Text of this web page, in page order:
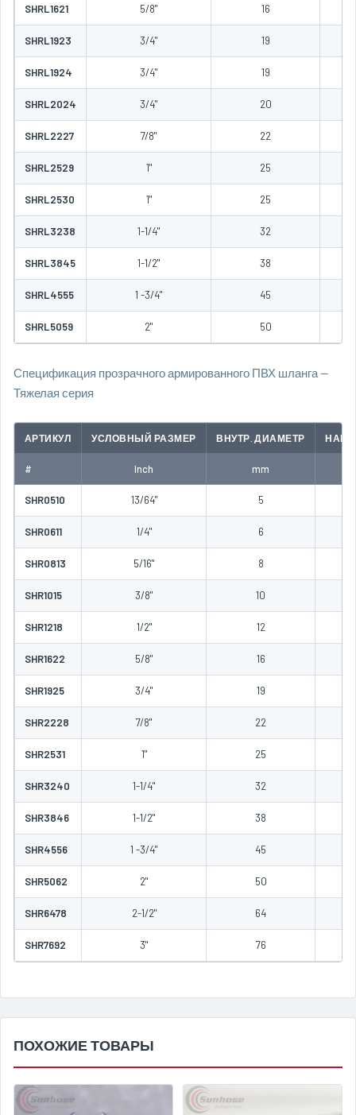
SHRL1621 5/8" 16
SHRL1923 3/4" 19
SHRL1924 3/4" 19
SHRL2024 3/4" 20
SHRL2227 7/8" 22
SHRL2529 1" 25
SHRL2530 1" 25
SHRL3238 1-1/4" 32
SHRL3845 1-1/2" 38
SHRL4555 1 -3/4" 45
SHRL5059 2" 50
Спецификация прозрачного армированного ПВХ шланга —
Тяжелая серия
АРТИКУЛ УСЛОВНЫЙ РАЗМЕР ВНУТР. ДИАМЕТР
# Inch mm
SHR0510 13/64" 5
SHR0611 1/4" 6
SHR0813 5/16" 8
SHR1015 3/8" 10
SHR1218 1/2" 12
SHR1622 5/8" 16
SHR1925 3/4" 19
SHR2228 7/8" 22
SHR2531 1" 25
SHR3240 1-1/4" 32
SHR3846 1-1/2" 38
SHR4556 1 -3/4" 45
SHR5062 2" 50
SHR6478 2-1/2" 64
SHR7692 3" 76
ПОХОЖИЕ ТОВАРЫ